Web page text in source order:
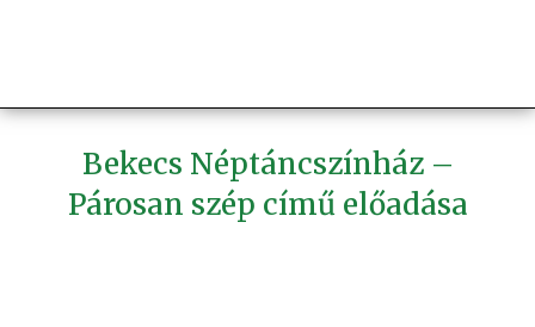
Bekecs Néptáncszínház –
Párosan szép című előadása